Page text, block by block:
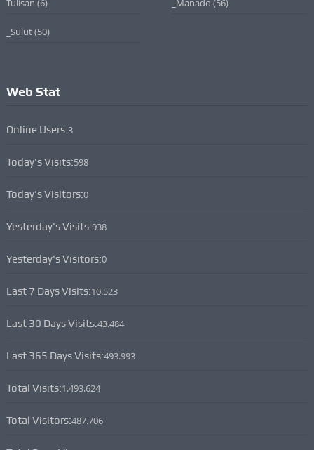
_Sulut(50)
Web Stat
Online Users:3
Today's Visits:598
Today's Visitors:0
Yesterday's Visits:938
Yesterday's Visitors:0
Last 7 Days Visits:10.523
Last 30 Days Visits:43.484
Last 365 Days Visits:493.993
Total Visits:1.493.624
Total Visitors:487.706